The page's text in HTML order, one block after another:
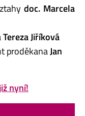
doc. Marcela
Tereza Jiříková
proděkanaJan
nyní!